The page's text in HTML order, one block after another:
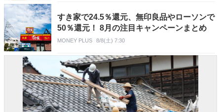
すき家で24.5％還元、無印良品やローソンで
50％還元！ 8月の注目キャンペーンまとめ
MONEY PLUS 8/8(土) 7:30